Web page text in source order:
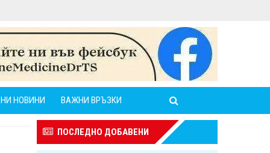
НОВИНИ ВАЖНИ ВРЪЗКИ
ПОСЛЕДНО ДОБАВЕНИ